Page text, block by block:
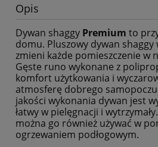
Opis
Dywan shaggy Premium to
domu. Pluszowy dywan
zmieni każde pomieszczenie w
Gęste runo wykonane z
komfort użytkowania i
atmosferę dobrego
jakości wykonania dywan jest
łatwy w pielęgnacji i
można go również używać w
ogrzewaniem podłogowym.